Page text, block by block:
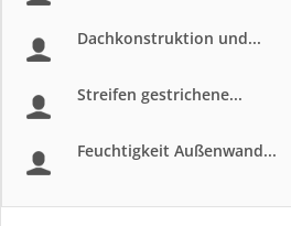
Dachkonstruktion und...
Streifen gestrichene...
Feuchtigkeit Außenwand...